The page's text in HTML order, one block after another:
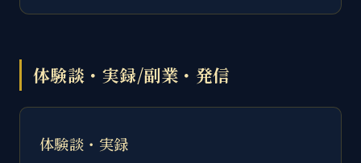
体験談・実録/副業・発信
体験談・実録